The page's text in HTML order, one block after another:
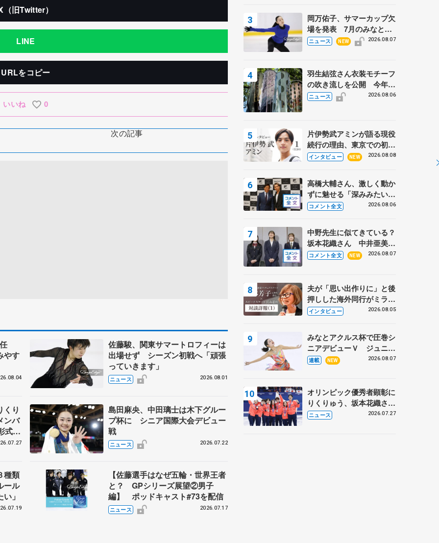
（旧Twitter）
LINE
URLをコピー
いいね 0
次の記事
やす
佐藤駿、関東サマートロフィーは
出場せず シーズン初戦へ「頑張
っていきます」
ニュース 2026.08.01
くり
ンバ
式、
園子
島田麻央、中田璃士は木下グルー
プ杯に シニア国際大会デビュー
戦
ニュース 2026.07.22
種類
ール
」
【佐藤選手はなぜ五輪・世界王者
と？ GPシリーズ展望②男子
編】 ポッドキャスト#73を配信
ニュース 2026.07.17
岡万佑子、サマーカップ欠
場を発表 7月のみなとア
クルス杯は腰痛の影響で
ニュース NEW 2026.08.07
羽生結弦さん衣装モチーフ
の吹き流しを公開 今年は
「春よ、来い」、仙台の瑞
ニュース 2026.08.06
片伊勢武アミンが語る現役
続行の理由、東京での初め
ての一人暮らし 注目スケ
インタビュー NEW 2026.08.08
高橋大輔さん、激しく動か
ずに魅せる「深みみたいな
ものは出てきている？」
ド野村忠宏さんと和気あい
あい
コメント全文 2026.08.06
中野先生に似てきている？
坂本花織さん 中井亜美は
クリケットのサマーキャン
部科学省スポーツ表彰
式】
コメント全文 NEW 2026.08.07
夫が「思い出作りに」と後
押しした海外同行がミラノ
まで… 繁華街のリンクで
に 小林芳子さんが振り返
るスケート人生
インタビュー 2026.08.05
みなとアクルス杯で圧巻シ
ニアデビューＶ ジュニア
で４シーズン無敗の島田麻
連載 NEW 2026.08.07
オリンピック優秀者顕彰に
りくりゅう、坂本花織さ
ん、団体メンバーら 8月
ニュース 2026.07.27